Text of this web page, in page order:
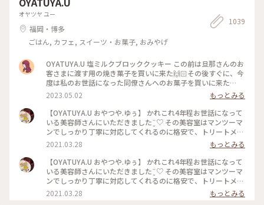
オヤツヤ ユー
福岡・博多
ごはん, カフェ, スイーツ・お菓子, おみやげ
1039
OYATUYA.U 塩ミルクブロッククッキー この前は旦那さんのお
客さまに渡す用の焼き菓子を買いに来た🙌🏻その後すぐに、今
度は私のお世話になった同僚さんへのお菓子を買いに来た🙌🏻
🙌🏻 大切な人に何かかわいいお菓子渡したいな〜と思ったら
ユーさんのお菓子が我が家では選ばれる☺️ #福岡#桜坂#ガトー
ショコラ#洋菓子#福岡土産#お土産
2023.05.02
もっとみる
【OYATUYA.U おやつや.ゆぅ】 かれこれ4年程お世話になって
いる美容師さんにいただきました¨̮♡︎ その美容室はマンツーマ
ンでしっかり丁寧に対応してくれるのに格安で、トリートメン
トとか押し付けたりしない、とても居心地のいいお店です。 そ
んな素敵な美容師なので、私がおいしいと思うおやつを何度か
差し入れをしていました。 そのお礼と言うことで準備してく
れていました。 このガトーショコラは濃厚でねっとりした食
感、ひとくち食べただけで目と鼻の穴が大きくなってしまうぐ
らいおいしくて大満足なのですが、もちろんひとくちでは終わ
りません( ˙༥˙ )✨ こんなおいしいものをいただけて 私は幸せで
2021.03.28
もっとみる
【OYATUYA.U おやつや.ゆぅ】 かれこれ4年程お世話になって
いる美容師さんにいただきました¨̮♡︎ その美容室はマンツーマ
ンでしっかり丁寧に対応してくれるのに格安で、トリートメン
トとか押し付けたりしない、とても居心地のいいお店です。 そ
んな素敵な美容師なので、私がおいしいと思うおやつを何度か
2021.03.28 もっとみる